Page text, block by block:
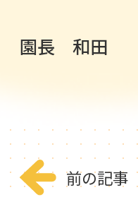
園長 和田
前の記事